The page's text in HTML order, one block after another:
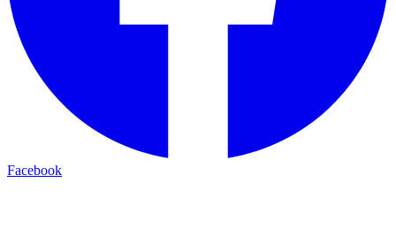
Facebook